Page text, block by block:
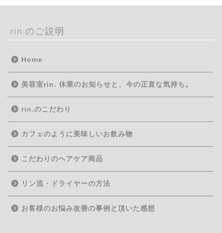
rin.のご説明
Home
美容室rin. 休業のお知らせと、今の正直な気持ち。
rin.のこだわり
カフェのように美味しいお飲み物
こだわりのヘアケア商品
リン流・ドライヤーの方法
お客様のお悩み改善の事例と頂いた感想